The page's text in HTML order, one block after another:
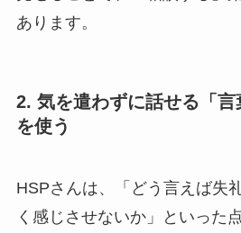
あります。
2. 気を遣わずに話せる「言
を使う
HSPさんは、「どう言えば失
く感じさせないか」といった